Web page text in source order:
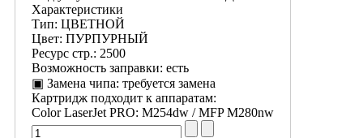
Характеристики
Тип: ЦВЕТНОЙ
Цвет: ПУРПУРНЫЙ
Ресурс стр.: 2500
Возможность заправки: есть
▣ Замена чипа: требуется замена
Картридж подходит к аппаратам:
Color LaserJet PRO: M254dw / MFP M280nw